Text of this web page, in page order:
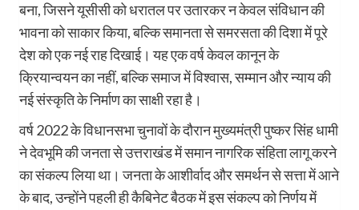
बना, जिसने यूसीसी को धरातल पर उतारकर न केवल संविधान की
भावना को साकार किया, बल्कि समानता से समरसता की दिशा में पूरे
देश को एक नई राह दिखाई। यह एक वर्ष केवल कानून के
क्रियान्वयन का नहीं, बल्कि समाज में विश्वास, सम्मान और न्याय की
नई संस्कृति के निर्माण का साक्षी रहा है।
वर्ष 2022 के विधानसभा चुनावों के दौरान मुख्यमंत्री पुष्कर सिंह धामी
ने देवभूमि की जनता से उत्तराखंड में समान नागरिक संहिता लागू करने
का संकल्प लिया था। जनता के आशीर्वाद और समर्थन से सत्ता में आने
के बाद, उन्होंने पहली ही कैबिनेट बैठक में इस संकल्प को निर्णय में